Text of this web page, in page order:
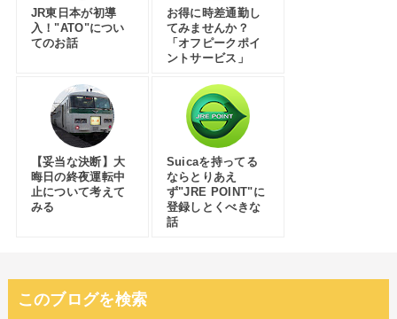
JR東日本が初導
入！"ATO"につい
てのお話
お得に時差通勤し
てみませんか？
「オフピークポイ
ントサービス」
【妥当な決断】大
晦日の終夜運転中
止について考えて
みる
Suicaを持ってる
ならとりあえ
ず"JRE POINT"に
登録しとくべきな
話
このブログを検索